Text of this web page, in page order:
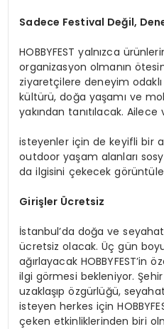
Sadece Festival Değil,
HOBBYFEST yalnızca
organizasyon olmanın
ziyaretçilere deneyim
kültürü, doğa yaşamı ve
yakından tanıtılacak.
isteyenler için de keyifli bir
outdoor yaşam alanları
da ilgisini çekecek
Girişler Ücretsiz
İstanbul’da doğa ve
ücretsiz olacak. Üç gün
ağırlayacak HOBBYFEST’in
ilgi görmesi bekleniyor.
uzaklaşıp özgürlüğü,
isteyen herkes için
çeken etkinliklerinden biri